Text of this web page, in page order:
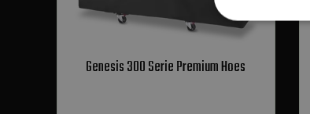
Genesis 300 Serie Premium Hoes